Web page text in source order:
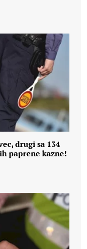
drugi sa 134
paprene kazne!